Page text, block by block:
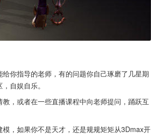
你指导的老师，有的问题你自己琢磨了几星期
自娱自乐。
，或者在一些直播课程中向老师提问，踊跃互
，如果你不是天才，还是规规矩矩从3Dmax开